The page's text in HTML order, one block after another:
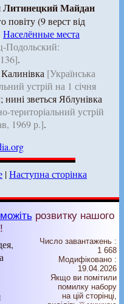
Литинецкий Майдан
повіту (9 верст від
Населённые места
Подольский:
.
[Українська
устрій на 1 січня
; нині зветься Яблунівка
територіальний устрій
1969 р.].
|Наступна сторінка
розвитку нашого
Число завантажень :
1 668
Модифіковано :
19.04.2026
Якщо ви помітили
помилку набору
на цiй сторiнцi,